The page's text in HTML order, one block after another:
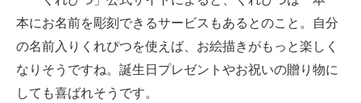
本にお名前を彫刻できるサービスもあるとのこと。自分
の名前入りくれぴつを使えば、お絵描きがもっと楽しく
なりそうですね。誕生日プレゼントやお祝いの贈り物に
しても喜ばれそうです。